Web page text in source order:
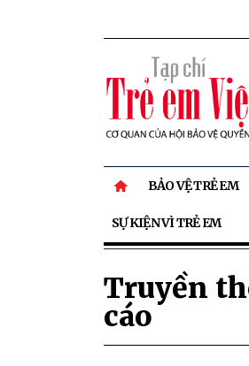
BẢO VỆ TRẺ EM
SỰ KIỆN VÌ TRẺ EM
Truyền
cáo